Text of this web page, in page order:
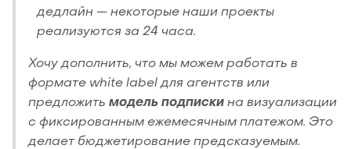
дедлайн — некоторые наши проекты
реализуются за 24 часа.
Хочу дополнить, что мы можем работать в
формате white label для агентств или
предложить модель подписки на визуализации
с фиксированным ежемесячным платежом. Это
делает бюджетирование предсказуемым.